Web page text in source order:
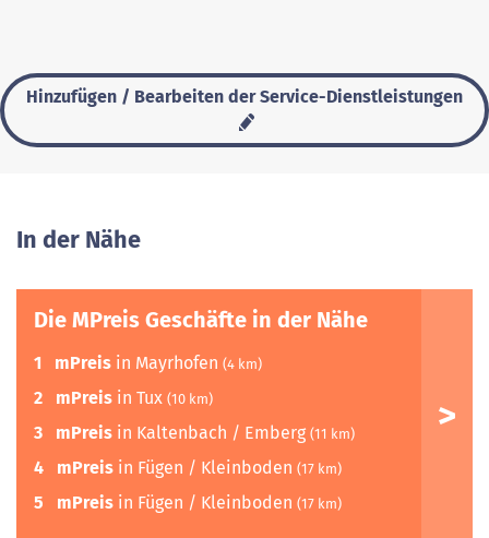
Hinzufügen / Bearbeiten der Service-Dienstleistungen
In der Nähe
Die MPreis Geschäfte in der Nähe
1 mPreis in Mayrhofen (4 km)
2 mPreis in Tux (10 km)
3 mPreis in Kaltenbach / Emberg (11 km)
4 mPreis in Fügen / Kleinboden (17 km)
5 mPreis in Fügen / Kleinboden (17 km)